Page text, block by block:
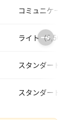
コミュニケー
ライト（5,500
スタンダード
スタンダード